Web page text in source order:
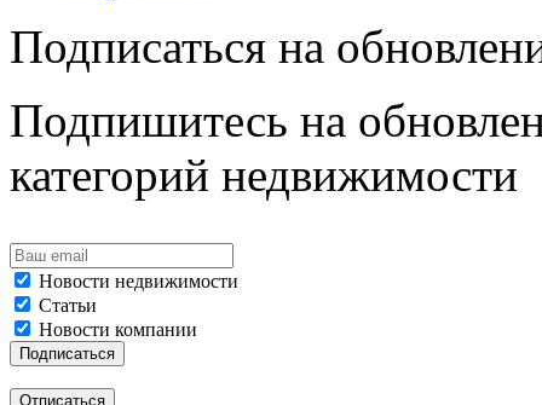
Подписаться на
Подпишитесь на
категорий недвижимости
Новости недвижимости
Статьи
Новости компании